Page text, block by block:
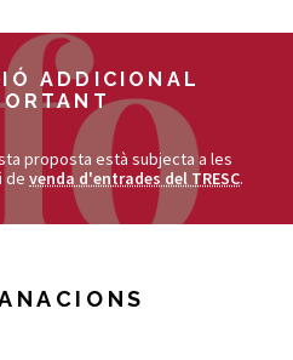
ADDICIONAL
proposta està subjecta a les
i de venda d'entrades del TRESC.